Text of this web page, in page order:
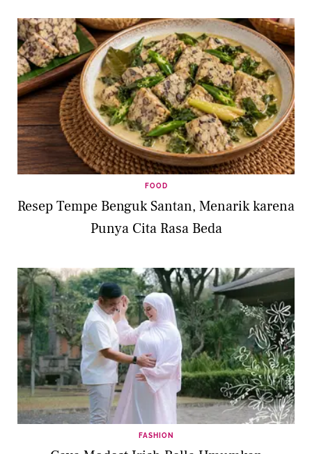
FOOD
Resep Tempe Benguk Santan, Menarik karena
Punya Cita Rasa Beda
FASHION